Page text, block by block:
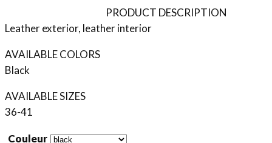
était :
€129,00.
est :
€95,00.
PRODUCT DESCRIPTION
Leather exterior, leather interior
AVAILABLE COLORS
Black
AVAILABLE SIZES
36-41
Couleur